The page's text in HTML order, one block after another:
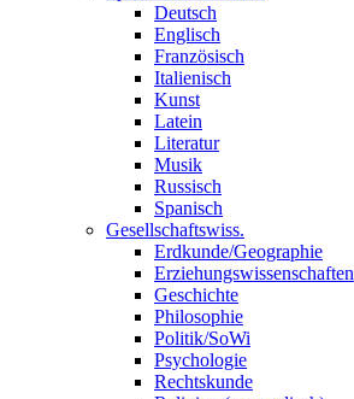
Deutsch
Englisch
Französisch
Italienisch
Kunst
Latein
Literatur
Musik
Russisch
Spanisch
Gesellschaftswiss.
Erdkunde/Geographie
Erziehungswissenschaften
Geschichte
Philosophie
Politik/SoWi
Psychologie
Rechtskunde